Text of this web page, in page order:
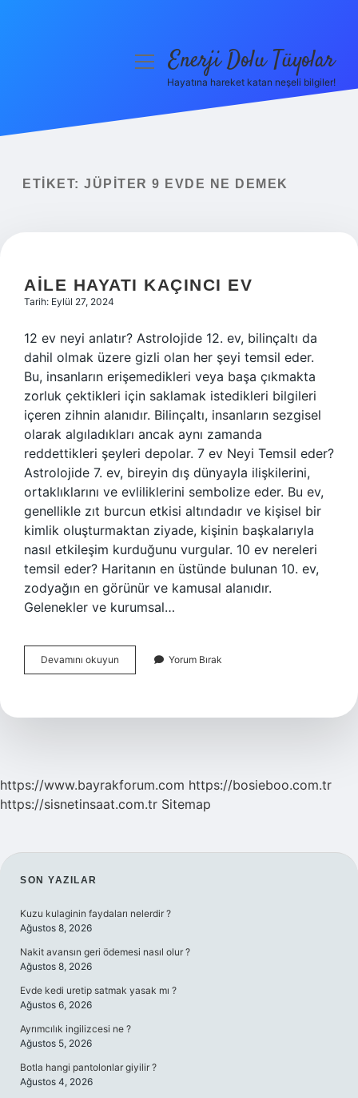
Yasal Uyarı
menüyüEnerji Dolu Tüyolar
Hayatına hareket katan neşeli bilgiler!
ETIKET: JÜPITER 9 EVDE NE DEMEK
AILE HAYATI KAÇINCI EV
Tarih: Eylül 27, 2024
12 ev neyi anlatır? Astrolojide 12. ev, bilinçaltı da
dahil olmak üzere gizli olan her şeyi temsil eder.
Bu, insanların erişemedikleri veya başa çıkmakta
zorluk çektikleri için saklamak istedikleri bilgileri
içeren zihnin alanıdır. Bilinçaltı, insanların sezgisel
olarak algıladıkları ancak aynı zamanda
reddettikleri şeyleri depolar. 7 ev Neyi Temsil eder?
Astrolojide 7. ev, bireyin dış dünyayla ilişkilerini,
ortaklıklarını ve evliliklerini sembolize eder. Bu ev,
genellikle zıt burcun etkisi altındadır ve kişisel bir
kimlik oluşturmaktan ziyade, kişinin başkalarıyla
nasıl etkileşim kurduğunu vurgular. 10 ev nereleri
temsil eder? Haritanın en üstünde bulunan 10. ev,
zodyağın en görünür ve kamusal alanıdır.
Gelenekler ve kurumsal…
Devamını okuyun
Hayatı
Yorum Bırak
https://www.bayrakforum.com https://bosieboo.com.tr
https://sisnetinsaat.com.tr Sitemap
SIDEBAR
SON YAZILAR
Kuzu kulaginin faydaları nelerdir ?
Ağustos 8, 2026
Nakit avansın geri ödemesi nasıl olur ?
Ağustos 8, 2026
Evde kedi uretip satmak yasak mı ?
Ağustos 6, 2026
Ayrımcılık ingilizcesi ne ?
Ağustos 5, 2026
Botla hangi pantolonlar giyilir ?
Ağustos 4, 2026